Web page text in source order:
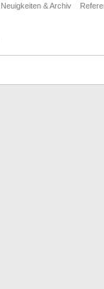
Neuigkeiten & Archiv